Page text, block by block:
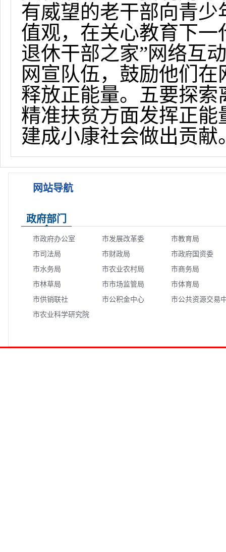
有威望的老干部向青
值观，在关心教育下
退休干部之家”网络互
网宣队伍，鼓励他们
释放正能量。五要探
精准扶贫方面发挥正
建成小康社会做出贡献
网站导航
政府部门
市政府办公室 市发展改革委
市教育局
市司法局
市财政局
市政府国资委
市水务局
市农业农村局
市商务局
市林草局
市市场监管局
市体育局
市供销联社
市公积金中心
市公共资源交易
市农业科学研究院